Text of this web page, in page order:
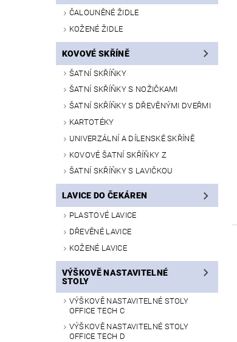
ČALOUNĚNÉ ŽIDLE
KOŽENÉ ŽIDLE
KOVOVÉ SKŘÍNĚ
ŠATNÍ SKŘÍŇKY
ŠATNÍ SKŘÍŇKY S NOŽIČKAMI
ŠATNÍ SKŘÍŇKY S DŘEVĚNÝMI DVEŘMI
KARTOTÉKY
UNIVERZÁLNÍ A DÍLENSKÉ SKŘÍNĚ
KOVOVÉ ŠATNÍ SKŘÍŇKY Z
ŠATNÍ SKŘÍŇKY S LAVIČKOU
LAVICE DO ČEKÁREN
PLASTOVÉ LAVICE
DŘEVĚNÉ LAVICE
KOŽENÉ LAVICE
VÝŠKOVĚ NASTAVITELNÉ
STOLY
VÝŠKOVĚ NASTAVITELNÉ STOLY
OFFICE TECH C
VÝŠKOVĚ NASTAVITELNÉ STOLY
OFFICE TECH D